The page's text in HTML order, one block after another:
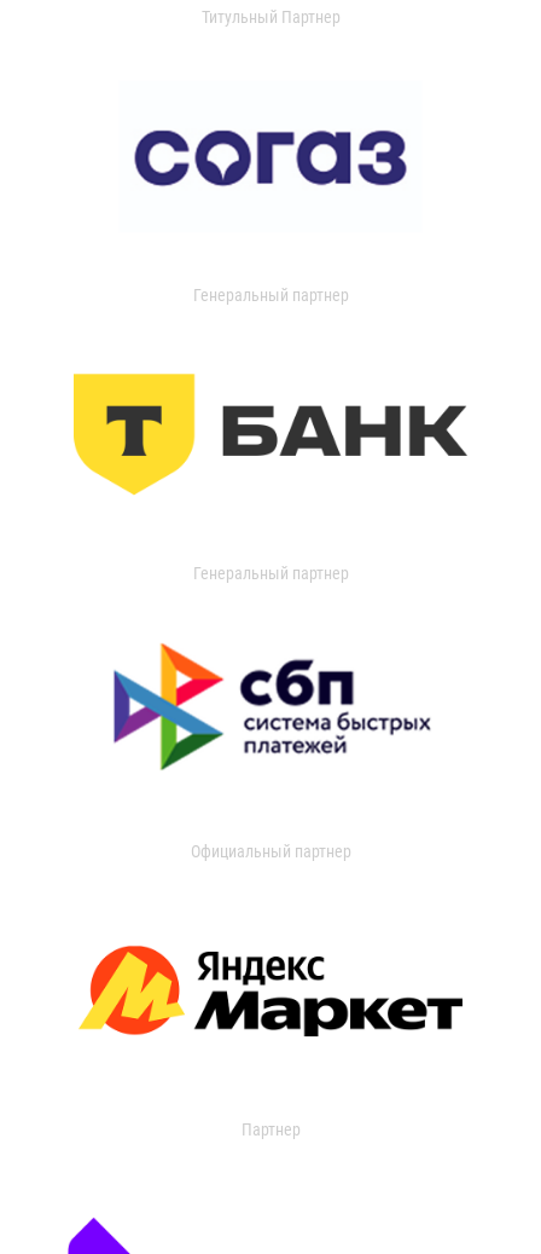
Титульный Партнер
Генеральный партнер
Генеральный партнер
Официальный партнер
Партнер